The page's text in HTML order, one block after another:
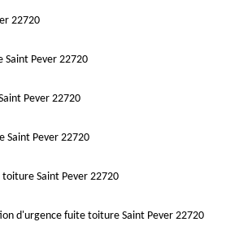
22720
Saint Pever 22720
Pever 22720
Saint Pever 22720
Saint Pever 22720
d'urgence fuite toiture Saint Pever 22720